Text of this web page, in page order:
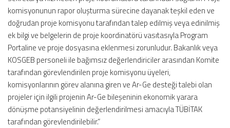
komisyonunun rapor oluşturma sürecine dayanak teşkil eden ve
doğrudan proje komisyonu tarafından talep edilmiş veya edinilmiş
ek bilgi ve belgelerin de proje koordinatörü vasıtasıyla Program
Portaline ve proje dosyasına eklenmesi zorunludur. Bakanlık veya
KOSGEB personeli ile bağımsız değerlendiriciler arasından Komite
tarafından görevlendirilen proje komisyonu üyeleri,
komisyonlarının görev alanına giren ve Ar-Ge desteği talebi olan
projeler için ilgili projenin Ar-Ge bileşeninin ekonomik yarara
dönüşme potansiyelinin değerlendirilmesi amacıyla TÜBİTAK
tarafından görevlendirilebilir.”